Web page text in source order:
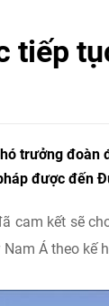
tiếp
trưởng đoàn
được đến
cam kết sẽ
Á theo kế